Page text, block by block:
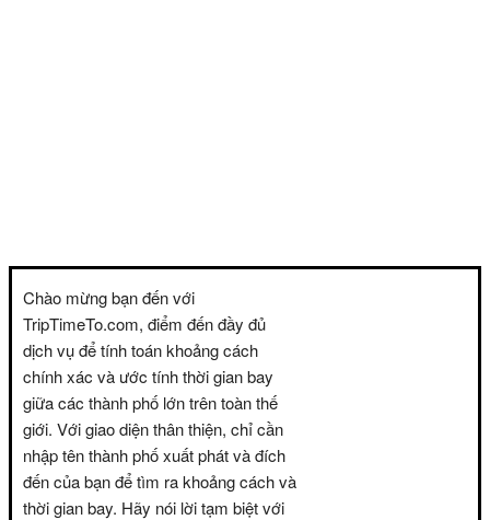
Chào mừng bạn đến với
TripTimeTo.com, điểm đến đầy đủ
dịch vụ để tính toán khoảng cách
chính xác và ước tính thời gian bay
giữa các thành phố lớn trên toàn thế
giới. Với giao diện thân thiện, chỉ cần
nhập tên thành phố xuất phát và đích
đến của bạn để tìm ra khoảng cách và
thời gian bay. Hãy nói lời tạm biệt với